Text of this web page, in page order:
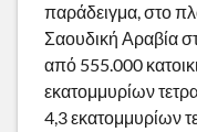
παράδειγμα, στο
Σαουδική Αραβία
από 555.000
εκατομμυρίων
4,3 εκατομμυρίων